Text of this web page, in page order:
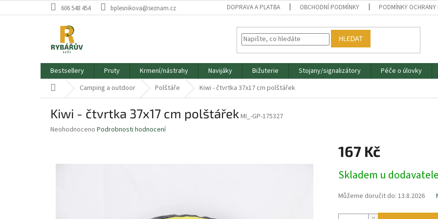
na
606 548 454 bplesnikova@seznam.cz DOPRAVA A PLATBA OBCHODNÍ PODMÍNKY PODMÍNKY OCHRANY
HLEDAT
Bestsellery Pruty Krmení/nástrahy Navijáky Bižuterie Stojany/signalizátory Péče o úlovky
Domů Camping a outdoor Polštáře Kiwi - čtvrtka 37x17 cm polštářek
Kiwi - čtvrtka 37x17 cm polštářek MI_-GP-175327
Průměrné
0,0
Neohodnoceno Podrobnosti hodnocení
167 Kč
cena:
Skladem u dodavatele
Můžeme doručit do: 13.8.2026